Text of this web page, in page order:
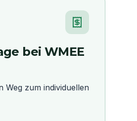
bei WMEE
Weg zum individuellen